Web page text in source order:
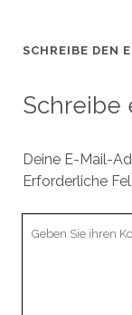
SCHREIBE DEN
Schreibe
Deine E-Mail-
Erforderliche